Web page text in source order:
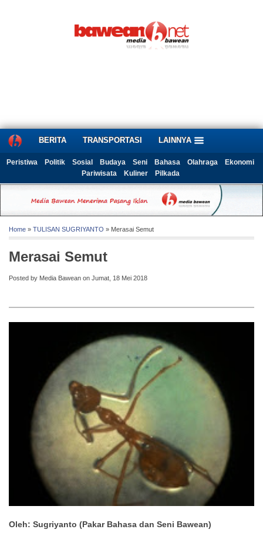
BERITA TRANSPORTASI LAINNYA
Peristiwa Politik Sosial Budaya Seni Bahasa Olahraga
Ekonomi
Pariwisata
Kuliner Pilkada
Home » TULISAN SUGRIYANTO » Merasai Semut
Merasai Semut
Posted by Media Bawean on Jumat, 18 Mei 2018
Oleh: Sugriyanto (Pakar Bahasa dan Seni Bawean)